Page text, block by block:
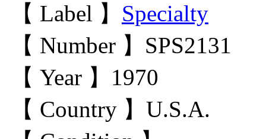
【 Label 】 Specialty
【 Number 】SPS2131
【 Year 】1970
【 Country 】U.S.A.